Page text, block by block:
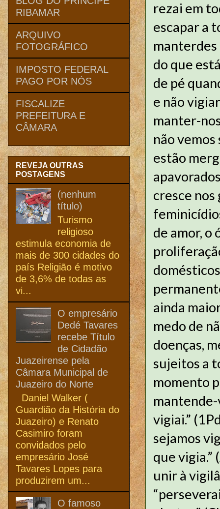
rezai em
escapar a
manterdes
do que
de pé
e não
manter-
não vemos
estão
cresce nos
de amor, o
ainda
medo de
doenças,
sujeitos a
momento
mantende-
vigiai.”
sejamos
que vigia.”
unir à
RIBAMAR
ARQUIVO
FOTOGRÁFICO
IMPOSTO FEDERAL
PAGO POR NÓS
FISCALIZE
PREFEITURA E
CÂMARA
REVEJA OUTRAS
POSTAGENS
(nenhum
título)
Turismo
religioso
estimula economia de
mais de 300 cidades do
país Religião é motivo
de 3,6% de todas as
vi...
O empresário
Dedé Tavares
recebe Título
de Cidadão
Juazeirense pela
Câmara Municipal de
Juazeiro do Norte
Daniel Walker (
Guardião da História do
Juazeiro) e Renato
Casimiro foram
convidados pelo
empresário José
Tavares Lopes para
produzirem um...
O famoso